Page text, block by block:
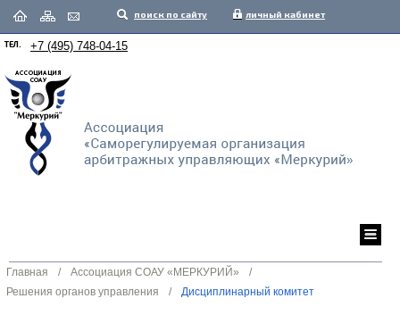
поиск по сайту личный кабинет
ТЕЛ. +7 (495) 748-04-15
Главная / Ассоциация СОАУ «МЕРКУРИЙ»
/
Решения органов управления
/ Дисциплинарный комитет